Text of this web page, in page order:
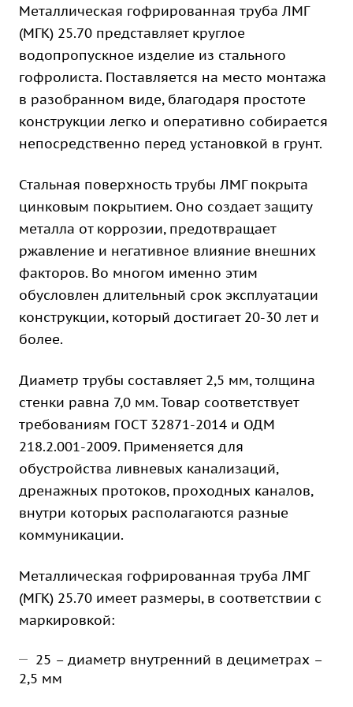
Металлическая гофрированная труба ЛМГ
(МГК) 25.70 представляет круглое
водопропускное изделие из стального
гофролиста. Поставляется на место монтажа
в разобранном виде, благодаря простоте
конструкции легко и оперативно собирается
непосредственно перед установкой в грунт.
Стальная поверхность трубы ЛМГ покрыта
цинковым покрытием. Оно создает защиту
металла от коррозии, предотвращает
ржавление и негативное влияние внешних
факторов. Во многом именно этим
обусловлен длительный срок эксплуатации
конструкции, который достигает 20-30 лет и
более.
Диаметр трубы составляет 2,5 мм, толщина
стенки равна 7,0 мм. Товар соответствует
требованиям ГОСТ 32871-2014 и ОДМ
218.2.001-2009. Применяется для
обустройства ливневых канализаций,
дренажных протоков, проходных каналов,
внутри которых располагаются разные
коммуникации.
Металлическая гофрированная труба ЛМГ
(МГК) 25.70 имеет размеры, в соответствии с
маркировкой:
25 – диаметр внутренний в дециметрах –
2,5 мм